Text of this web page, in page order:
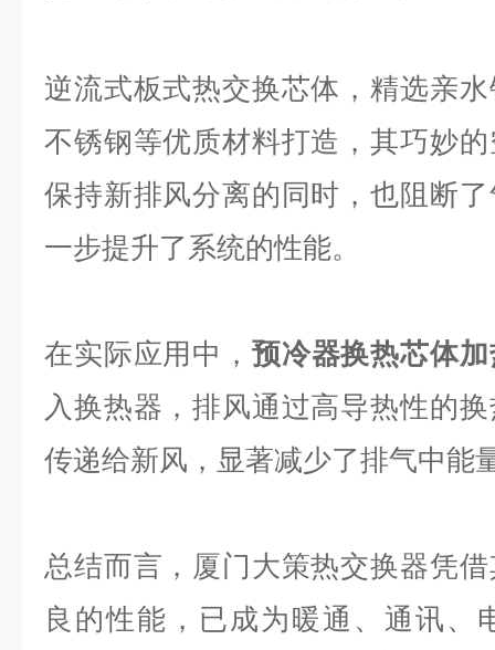
逆流式板式热交换芯体，精选亲
不锈钢等优质材料打造，其巧妙
保持新排风分离的同时，也阻断
一步提升了系统的性能。
在实际应用中， 预冷器换热芯体
入换热器，排风通过高导热性的
传递给新风，显著减少了排气中能
总结而言，厦门大策热交换器凭
良的性能，已成为暖通、通讯、